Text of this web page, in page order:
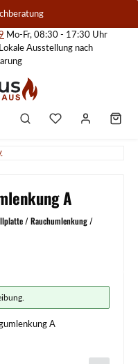
Mo-Fr, 08:30 - 17:30 Uhr
Ausstellung nach
A
/ Rauchumlenkung /